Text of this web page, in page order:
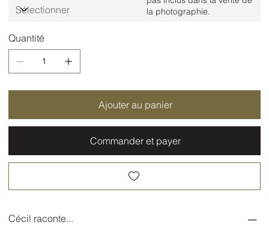
Quantité
Ajouter au panier
Commander et payer
Cécil raconte...
la photographie.